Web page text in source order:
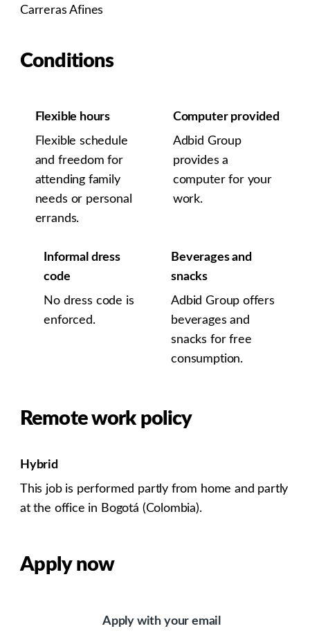
Carreras Afines
Conditions
Flexible hours
Flexible schedule
and freedom for
attending family
needs or personal
errands.
Computer provided
Adbid Group
provides a
computer for your
work.
Informal dress
code
No dress code is
enforced.
Beverages and
snacks
Adbid Group offers
beverages and
snacks for free
consumption.
Remote work policy
Hybrid
This job is performed partly from home and partly
at the office in Bogotá (Colombia).
Apply now
Apply with your email